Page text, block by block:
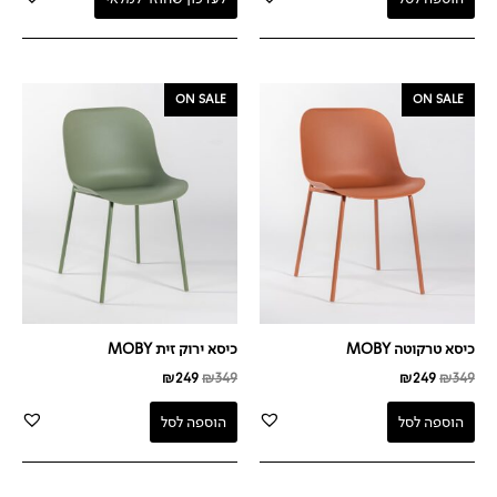
ON SALE
כיסא טרקוטה MOBY
₪349
המחיר
המקורי
₪249
הנוכחי
הוא:
₪249.
הוספה לסל
ON SALE
כיסא ירוק זית MOBY
₪349
המחיר
המקורי
₪249
הנוכחי
הוא:
₪249.
הוספה לסל